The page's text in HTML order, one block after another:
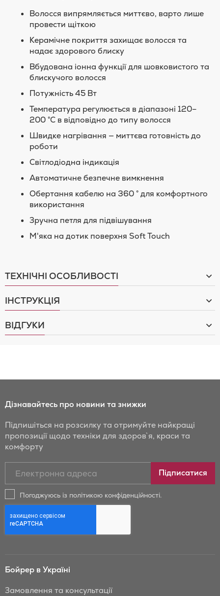
Волосся випрямляється миттєво, варто лише
провести щіткою
Керамічне покриття захищає волосся та
надає здорового блиску
Вбудована іонна функції для шовковистого та
блискучого волосся
Потужність 45 Вт
Температура регулюється в діапазоні 120–
200 °C в відповідно до типу волосся
Швидке нагрівання — миттєва готовність до
роботи
Світлодіодна індикація
Автоматичне безпечне вимкнення
Обертання кабелю на 360 ° для комфортного
використання
Зручна петля для підвішування
М'яка на дотик поверхня Soft Touch
ТЕХНІЧНІ ОСОБЛИВОСТІ
ІНСТРУКЦІЯ
ВІДГУКИ
Дізнавайтесь про новини та знижки
Підпишіться на розсилку та отримуйте найкращі
пропозиції щодо техніки для здоров`я, краси та
комфорту
новини
та
Бойрер:
Підписатися
Погоджуюсь із політикою конфіденційності.
Бойрер в Україні
Замовлення та консультації